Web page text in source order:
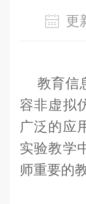
更
教育信
容非虚拟
广泛的应
实验教学
师重要的